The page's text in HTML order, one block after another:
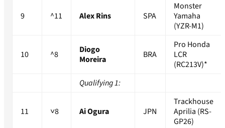
9 ^11 Alex Rins SPA
Monster
Yamaha
(YZR-M1)
10 ^8
Diogo
Moreira
BRA
Pro Honda
LCR
(RC213V)*
Qualifying 1:
11 ˅8 Ai Ogura JPN
Trackhouse
Aprilia (RS-
GP26)